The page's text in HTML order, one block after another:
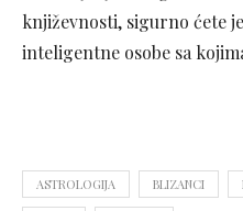
književnosti, sigurno ćete
inteligentne osobe sa
ASTROLOGIJA BLIZANCI